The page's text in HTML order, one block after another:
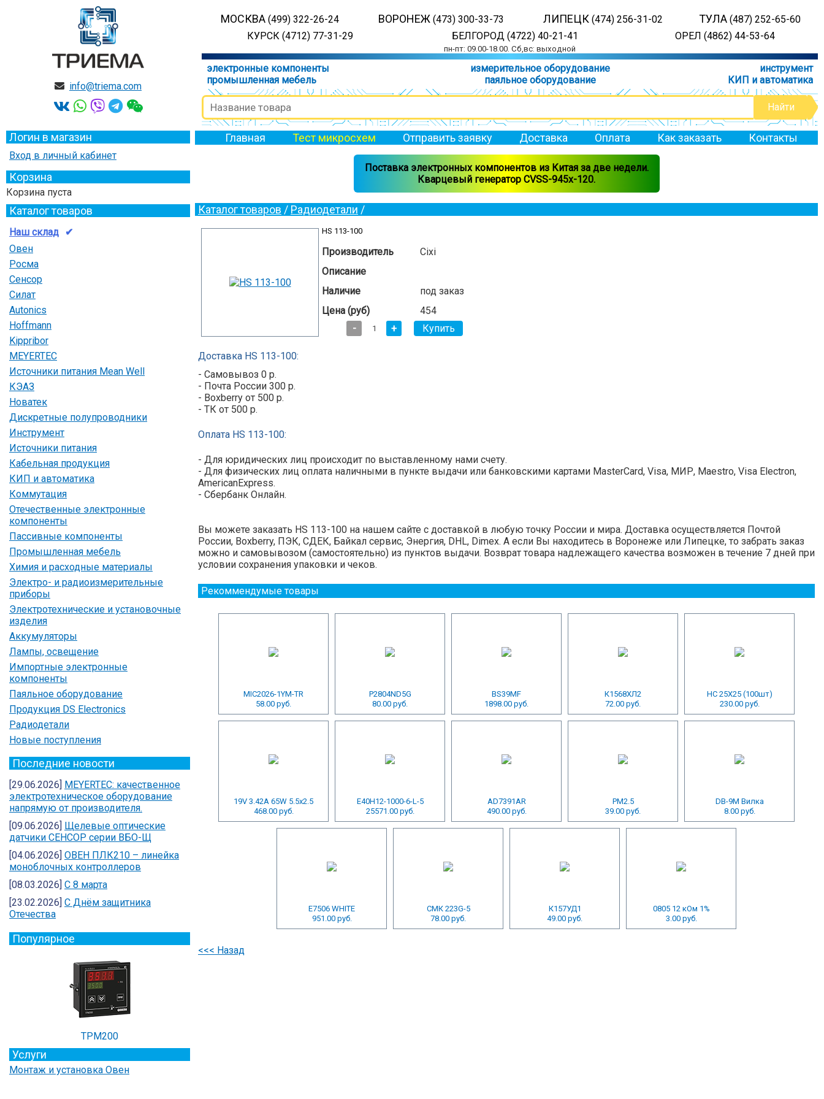
info@triema.com
МОСКВА (499) 322-26-24 ВОРОНЕЖ (473) 300-33-73 ЛИПЕЦК (474) 256-31-02 ТУЛА (487) 252-65-60
КУРСК (4712) 77-31-29
БЕЛГОРОД (4722) 40-21-41 ОРЕЛ (4862) 44-53-64
пн-пт: 09.00-18.00. Сб,вс: выходной
электронные компоненты измерительное оборудование
инструмент
промышленная мебель
паяльное оборудование КИП и автоматика
Логин в магазин
Вход в личный кабинет
Корзина
Корзина пуста
Каталог товаров
Наш склад
Овен
Росма
Сенсор
Силат
Autonics
Hoffmann
Kippribor
MEYERTEC
Источники питания Mean Well
КЭАЗ
Новатек
Дискретные полупроводники
Инструмент
Источники питания
Кабельная продукция
КИП и автоматика
Коммутация
Отечественные электронные
компоненты
Пассивные компоненты
Промышленная мебель
Химия и расходные материалы
Электро- и радиоизмерительные
приборы
Электротехнические и установочные
изделия
Аккумуляторы
Лампы, освещение
Импортные электронные
компоненты
Паяльное оборудование
Продукция DS Electronics
Радиодетали
Новые поступления
Последние новости
[29.06.2026] MEYERTEC: качественное
электротехническое оборудование
напрямую от производителя.
[09.06.2026] Щелевые оптические
датчики СЕНСОР серии ВБО-Щ
[04.06.2026] ОВЕН ПЛК210 – линейка
моноблочных контроллеров
[08.03.2026] С 8 марта
[23.02.2026] C Днём защитника
Отечества
Популярное
ТРМ200
Услуги
Монтаж и установка Овен
Главная Тест микросхем Отправить заявку Доставка Оплата Как заказать Контакты
Поставка электронных компонентов из Китая за две недели.
Кварцевый генератор CVSS-945x-120.
Каталог товаров / Радиодетали /
HS 113-100
Производитель
Cixi
Описание
Наличие
под заказ
Цена (руб)
454
-
+
Доставка HS 113-100:
- Самовывоз 0 р.
- Почта России 300 р.
- Boxberry от 500 р.
- ТК от 500 р.
Оплата HS 113-100:
- Для юридических лиц происходит по выставленному нами счету.
- Для физических лиц оплата наличными в пункте выдачи или банковскими картами MasterCard, Visa, МИР, Maestro, Visa Electron,
AmericanExpress.
- Сбербанк Онлайн.
Вы можете заказать HS 113-100 на нашем сайте с доставкой в любую точку России и мира. Доставка осуществляется Почтой
России, Boxberry, ПЭК, СДЕК, Байкал сервис, Энергия, DHL, Dimex. А если Вы находитесь в Воронеже или Липецке, то забрать заказ
можно и самовывозом (самостоятельно) из пунктов выдачи. Возврат товара надлежащего качества возможен в течение 7 дней при
условии сохранения упаковки и чеков.
Рекоммендумые товары
MIC2026-1YM-TR
58.00 руб.
P2804ND5G
80.00 руб.
BS39MF
1898.00 руб.
К1568ХЛ2
72.00 руб.
HC 25X25 (100шт)
230.00 руб.
19V 3.42A 65W 5.5x2.5
468.00 руб.
E40H12-1000-6-L-5
25571.00 руб.
AD7391AR
490.00 руб.
PM2.5
39.00 руб.
DB-9M Вилка
8.00 руб.
E7506 WHITE
951.00 руб.
СМК 223G-5
78.00 руб.
К157УД1
49.00 руб.
0805 12 кОм 1%
3.00 руб.
<<< Назад